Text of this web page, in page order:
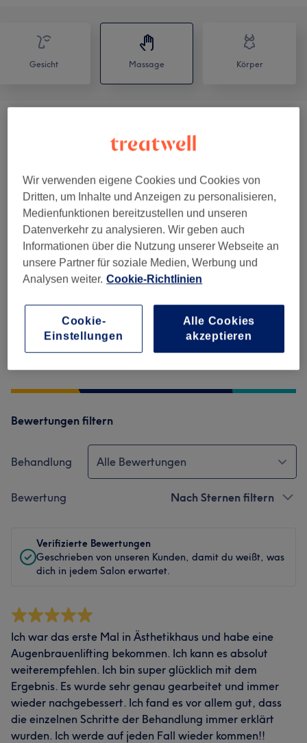
Gesicht Massage Körper
Salonbewertungen
4,9 55 Bewertungen
Sauberkeit
Service
Bewertungen filtern
Behandlung Alle Bewertungen
Bewertung Nach Sternen filtern
Verifizierte Bewertungen
Geschrieben von unseren Kunden, damit du weißt, was
dich in jedem Salon erwartet.
Ich war das erste Mal in Ästhetikhaus und habe eine
Augenbrauenlifting bekommen. Ich kann es absolut
weiterempfehlen. Ich bin super glücklich mit dem
Ergebnis. Es wurde sehr genau gearbeitet und immer
wieder nachgebessert. Ich fand es vor allem gut, dass
die einzelnen Schritte der Behandlung immer erklärt
wurden. Ich werde auf jeden Fall wieder kommen!!
Wir verwenden eigene Cookies und Cookies von
Dritten, um Inhalte und Anzeigen zu personalisieren,
Medienfunktionen bereitzustellen und unseren
Datenverkehr zu analysieren. Wir geben auch
Informationen über die Nutzung unserer Webseite an
unsere Partner für soziale Medien, Werbung und
Analysen weiter. Cookie-Richtlinien
Cookie-
Einstellungen
Alle Cookies
akzeptieren